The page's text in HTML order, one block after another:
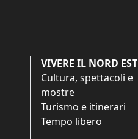
VIVERE IL NORD EST
Cultura, spettacoli e
mostre
Turismo e itinerari
Tempo libero